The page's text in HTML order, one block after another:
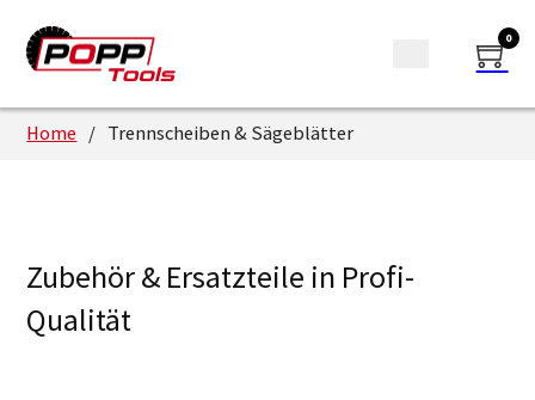
0
Home / Trennscheiben & Sägeblätter
Zubehör & Ersatzteile in Profi-
Qualität